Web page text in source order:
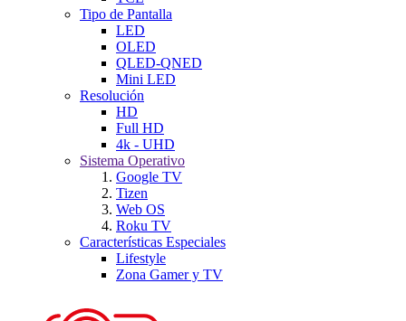
Tipo de Pantalla
LED
OLED
QLED-QNED
Mini LED
Resolución
HD
Full HD
4k - UHD
Sistema Operativo
Google TV
Tizen
Web OS
Roku TV
Características Especiales
Lifestyle
Zona Gamer y TV